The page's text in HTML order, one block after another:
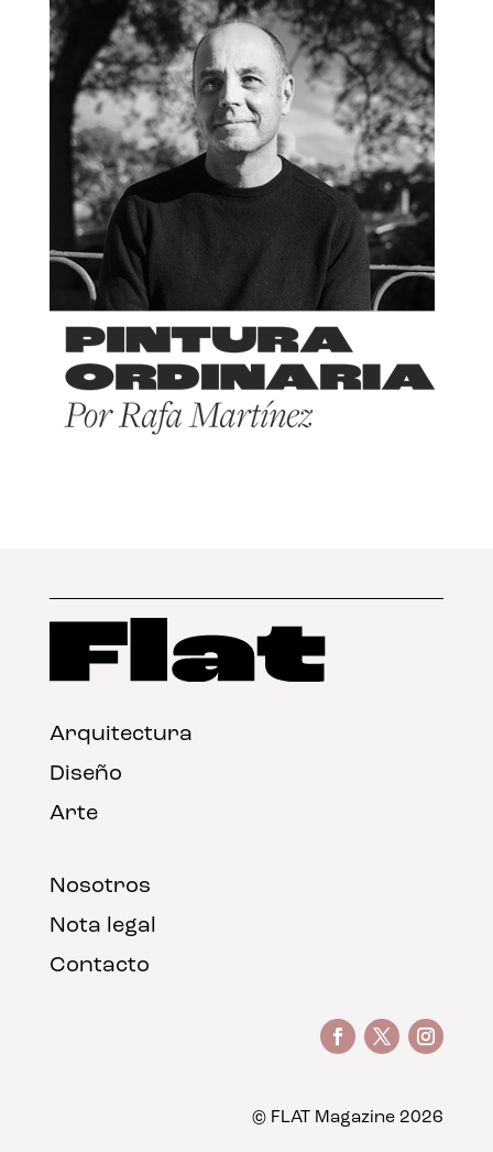
Arquitectura
Diseño
Arte
Nosotros
Nota legal
Contacto
© FLAT Magazine 2026